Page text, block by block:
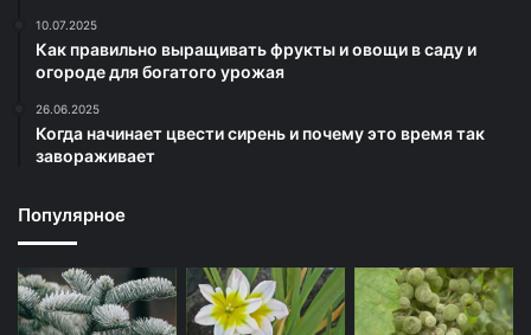
10.07.2025
Как правильно выращивать фрукты и овощи в саду и
огороде для богатого урожая
26.06.2025
Когда начинает цвести сирень и почему это время так
завораживает
Популярное